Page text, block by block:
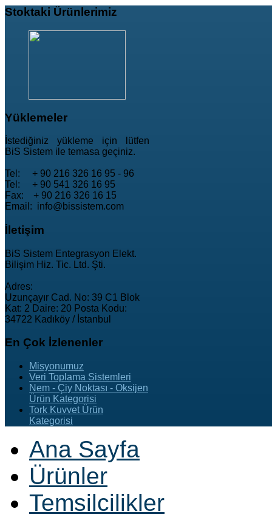
Stoktaki Ürünlerimiz
Yüklemeler
İstediğiniz yükleme için lütfen
BiS Sistem ile temasa geçiniz.
Tel: + 90 216 326 16 95 - 96
Tel: + 90 541 326 16 95
Fax: + 90 216 326 16 15
Email: info@bissistem.com
İletişim
BiS Sistem Entegrasyon Elekt.
Bilişim Hiz. Tic. Ltd. Şti.
Adres:
Uzunçayır Cad. No: 39 C1 Blok
Kat: 2 Daire: 20 Posta Kodu:
34722 Kadıköy / İstanbul
En Çok İzlenenler
Misyonumuz
Veri Toplama Sistemleri
Nem - Çiy Noktası - Oksijen
Ürün Kategorisi
Tork Kuvvet Ürün
Kategorisi
Ana Sayfa
Ürünler
Temsilcilikler